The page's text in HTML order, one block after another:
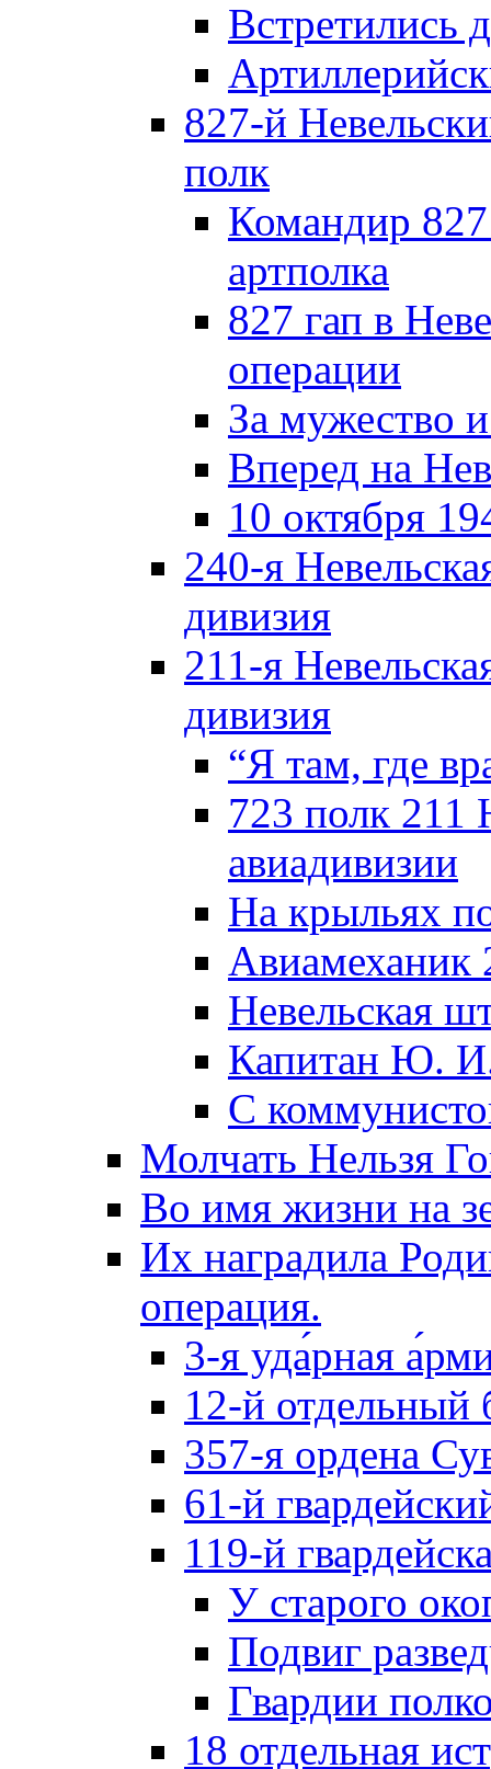
Встретились
827-й
полк
Командир 827
артполка
827 гап в
операции
За мужество
Вперед на
10 октября
240-я
дивизия
211-я
дивизия
“Я там, где
723 полк 211
авиадивизии
На крыльях
Невельская
Капитан Ю.
С
Молчать Нельзя
Во имя жизни на
Их наградила
операция.
3-я уда́рная
12-й отдельный
357-я ордена
61-й
119-й
У старого
Подвиг
Гвардии
18 отдельная